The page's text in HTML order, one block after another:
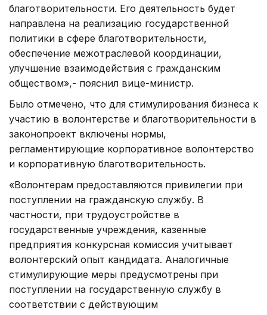
благотворительности. Его деятельность будет
направлена на реализацию государственной
политики в сфере благотворительности,
обеспечение межотраслевой координации,
улучшение взаимодействия с гражданским
обществом»,- пояснил вице-министр.
Было отмечено, что для стимулирования бизнеса к
участию в волонтерстве и благотворительности в
законопроект включены нормы,
регламентирующие корпоративное волонтерство
и корпоративную благотворительность.
«Волонтерам предоставляются привилегии при
поступлении на гражданскую службу. В
частности, при трудоустройстве в
государственные учреждения, казенные
предприятия конкурсная комиссия учитывает
волонтерский опыт кандидата. Аналогичные
стимулирующие меры предусмотрены при
поступлении на государственную службу в
соответствии с действующим